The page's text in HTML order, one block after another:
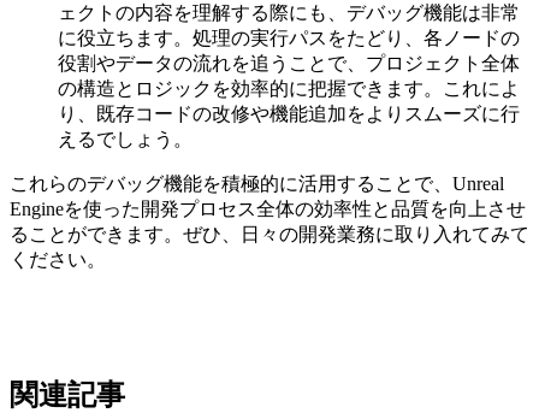
ェクトの内容を理解する際にも、デバッグ機能は非常
に役立ちます。処理の実行パスをたどり、各ノードの
役割やデータの流れを追うことで、プロジェクト全体
の構造とロジックを効率的に把握できます。これによ
り、既存コードの改修や機能追加をよりスムーズに行
えるでしょう。
これらのデバッグ機能を積極的に活用することで、Unreal
Engineを使った開発プロセス全体の効率性と品質を向上させ
ることができます。ぜひ、日々の開発業務に取り入れてみて
ください。
関連記事